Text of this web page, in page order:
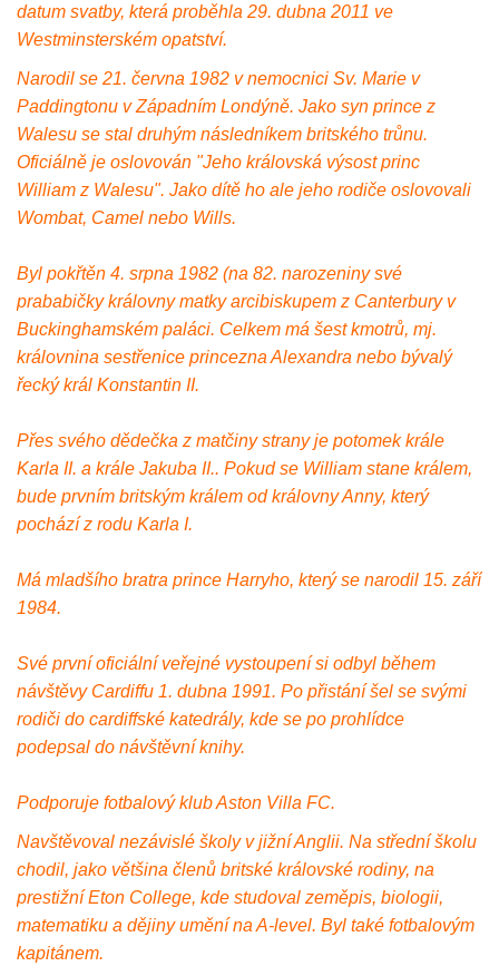
datum svatby, která proběhla 29. dubna 2011 ve
Westminsterském opatství.
Narodil se 21. června 1982 v nemocnici Sv. Marie v
Paddingtonu v Západním Londýně. Jako syn prince z
Walesu se stal druhým následníkem britského trůnu.
Oficiálně je oslovován "Jeho královská výsost princ
William z Walesu". Jako dítě ho ale jeho rodiče oslovovali
Wombat, Camel nebo Wills.
Byl pokřtěn 4. srpna 1982 (na 82. narozeniny své
prababičky královny matky arcibiskupem z Canterbury v
Buckinghamském paláci. Celkem má šest kmotrů, mj.
královnina sestřenice princezna Alexandra nebo bývalý
řecký král Konstantin II.
Přes svého dědečka z matčiny strany je potomek krále
Karla II. a krále Jakuba II.. Pokud se William stane králem,
bude prvním britským králem od královny Anny, který
pochází z rodu Karla I.
Má mladšího bratra prince Harryho, který se narodil 15. září
1984.
Své první oficiální veřejné vystoupení si odbyl během
návštěvy Cardiffu 1. dubna 1991. Po přistání šel se svými
rodiči do cardiffské katedrály, kde se po prohlídce
podepsal do návštěvní knihy.
Podporuje fotbalový klub Aston Villa FC.
Navštěvoval nezávislé školy v jižní Anglii. Na střední školu
chodil, jako většina členů britské královské rodiny, na
prestižní Eton College, kde studoval zeměpis, biologii,
matematiku a dějiny umění na A-level. Byl také fotbalovým
kapitánem.